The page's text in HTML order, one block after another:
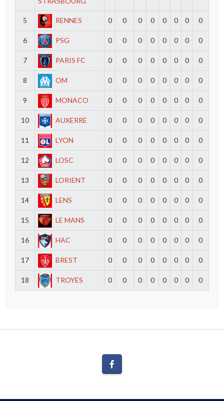
5 RENNES 0 0 0 0 0 0 0 0
6 PSG 0 0 0 0 0 0 0 0
7 PARIS FC 0 0 0 0 0 0 0 0
8 OM 0 0 0 0 0 0 0 0
9 MONACO 0 0 0 0 0 0 0 0
10 AUXERRE 0 0 0 0 0 0 0 0
11 LYON 0 0 0 0 0 0 0 0
12 LOSC 0 0 0 0 0 0 0 0
13 LORIENT 0 0 0 0 0 0 0 0
14 LENS 0 0 0 0 0 0 0 0
15 LE MANS 0 0 0 0 0 0 0 0
16 HAC 0 0 0 0 0 0 0 0
17 BREST 0 0 0 0 0 0 0 0
18 TROYES 0 0 0 0 0 0 0 0